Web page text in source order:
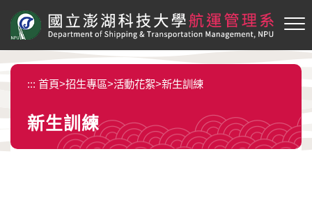
::: 首頁>招生專區>活動花絮>新生訓練
新生訓練